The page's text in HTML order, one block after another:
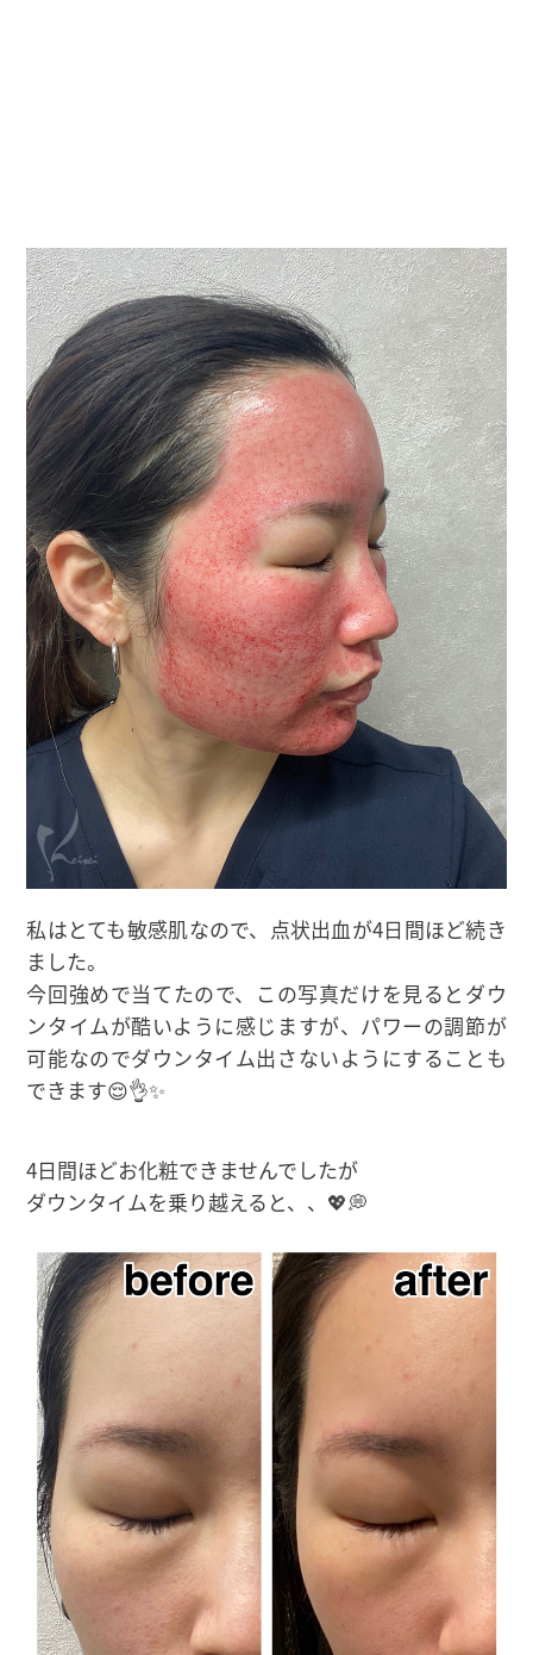
私はとても敏感肌なので、点状出血が4日間ほど続き
ました。
今回強めで当てたので、この写真だけを見るとダウ
ンタイムが酷いように感じますが、パワーの調節が
可能なのでダウンタイム出さないようにすることも
できます😌👌✨
4日間ほどお化粧できませんでしたが
ダウンタイムを乗り越えると、、💖💭